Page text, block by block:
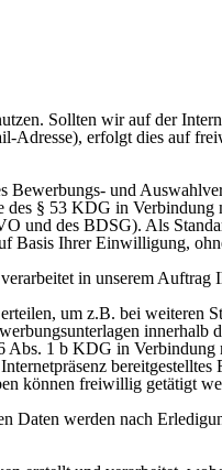
Sollten wir auf der
Adresse), erfolgt dies auf
und
§ 53 KDG in
und des BDSG). Als
Basis Ihrer Einwilligung,
in unserem Auftrag
um z.B. bei weiteren
innerhalb
Abs. 1 b KDG in
können freiwillig getätigt
Daten werden nach